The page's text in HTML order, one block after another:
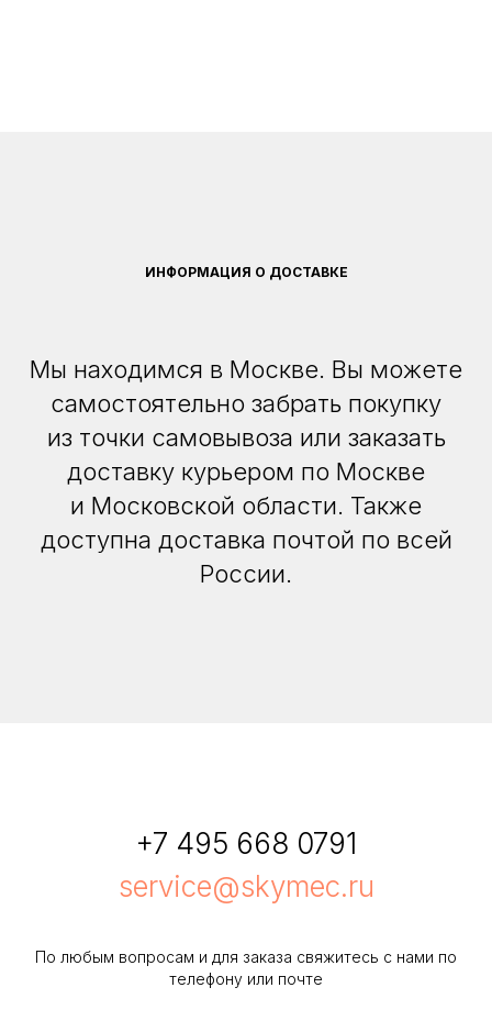
ИНФОРМАЦИЯ О ДОСТАВКЕ
Мы находимся в Москве. Вы можете
самостоятельно забрать покупку
из точки самовывоза или заказать
доставку курьером по Москве
и Московской области. Также
доступна доставка почтой по всей
России.
+7 495 668 0791
service@skymec.ru
По любым вопросам и для заказа свяжитесь с нами по
телефону или почте